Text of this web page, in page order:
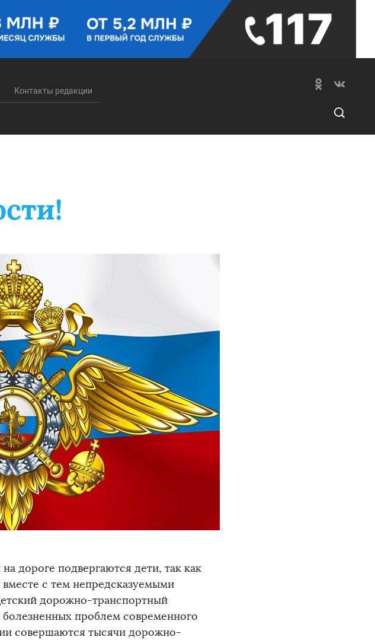
Контакты редакции
дороге подвергаются дети, так как
с тем непредсказуемыми
дорожно-транспортный
проблем современного
совершаются тысячи дорожно-